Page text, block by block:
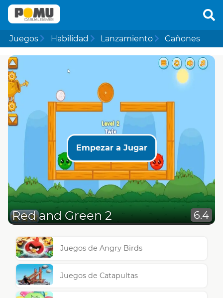
Juegos Habilidad Lanzamiento Cañones
Empezar a Jugar
Red and Green 2 6.4
Juegos de Angry Birds
Juegos de Catapultas